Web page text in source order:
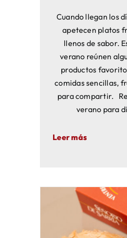
Cuando llegan los
apetecen platos
llenos de sabor.
verano reúnen
productos
comidas sencillas,
para compartir.
verano para
Leer más